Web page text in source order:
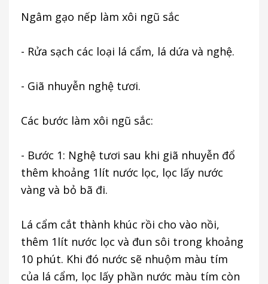
Ngâm gạo nếp làm xôi ngũ sắc
- Rửa sạch các loại lá cẩm, lá dứa và nghệ.
- Giã nhuyễn nghệ tươi.
Các bước làm xôi ngũ sắc:
- Bước 1: Nghệ tươi sau khi giã nhuyễn đổ
thêm khoảng 1lít nước lọc, lọc lấy nước
vàng và bỏ bã đi.
Lá cẩm cắt thành khúc rồi cho vào nồi,
thêm 1lít nước lọc và đun sôi trong khoảng
10 phút. Khi đó nước sẽ nhuộm màu tím
của lá cẩm, lọc lấy phần nước màu tím còn